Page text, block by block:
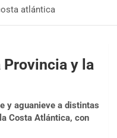
atlántica
Provincia y la
y aguanieve a distintas
Costa Atlántica, con